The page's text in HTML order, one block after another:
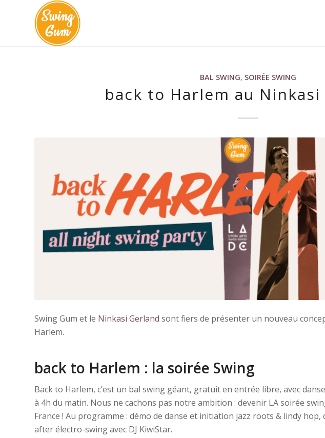
BAL SWING, SOIRÉE SWING
back to Harlem au Ninkasi
Swing Gum et le Ninkasi Gerland sont fiers de présenter un nouveau
Harlem.
back to Harlem : la soirée Swing
Back to Harlem, c’est un bal swing géant, gratuit en entrée libre, avec
à 4h du matin. Nous ne cachons pas notre ambition : devenir LA soirée
France ! Au programme : démo de danse et initiation jazz roots & lindy hop,
after électro-swing avec DJ KiwiStar.